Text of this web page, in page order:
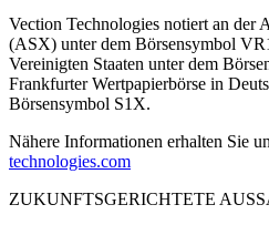
Vection Technologies notiert an der
(ASX) unter dem Börsensymbol
Vereinigten Staaten unter dem
Frankfurter Wertpapierbörse in
Börsensymbol S1X.
Nähere Informationen erhalten Sie
technologies.com
ZUKUNFTSGERICHTETE